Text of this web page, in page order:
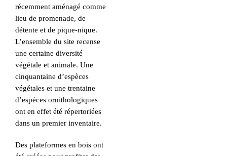
récemment aménagé comme
lieu de promenade, de
détente et de pique-nique.
L’ensemble du site recense
une certaine diversité
végétale et animale. Une
cinquantaine d’espèces
végétales et une trentaine
d’espèces ornithologiques
ont en effet été répertoriées
dans un premier inventaire.
Des plateformes en bois ont